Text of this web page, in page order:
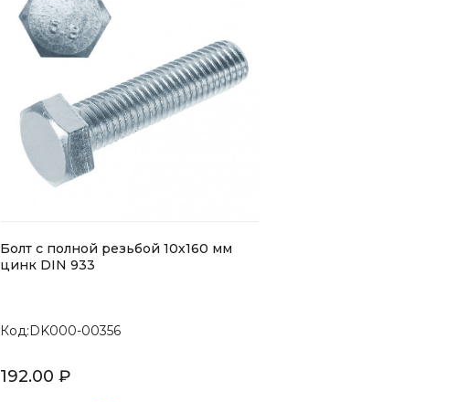
Болт с полной резьбой 10х160 мм
цинк DIN 933
Код:DK000-00356
192.00 ₽